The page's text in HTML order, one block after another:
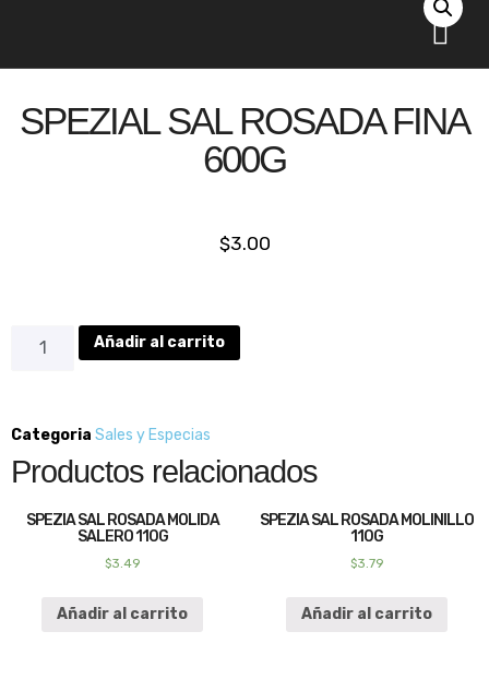
SPEZIAL SAL ROSADA FINA
600G
$3.00
Añadir al carrito
Categoria Sales y Especias
Productos relacionados
SPEZIA SAL ROSADA MOLIDA
SALERO 110G
$3.49
Añadir al carrito
SPEZIA SAL ROSADA MOLINILLO
110G
$3.79
Añadir al carrito